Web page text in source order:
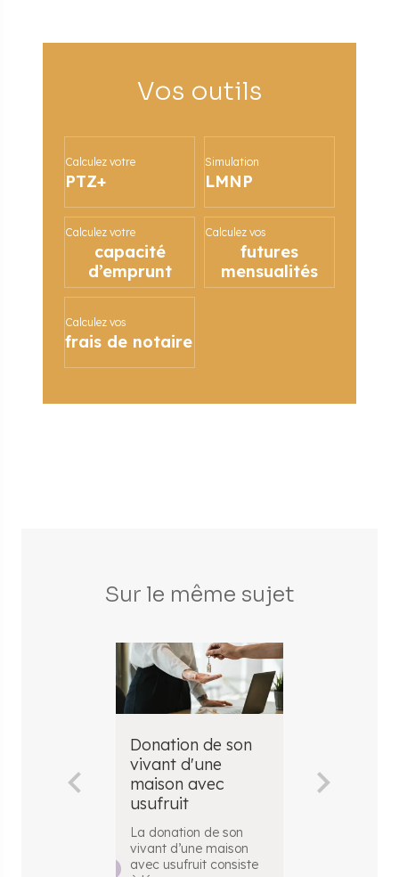
Vos outils
Calculez votre
PTZ+
Simulation
LMNP
Calculez votre
capacité
d’emprunt
Calculez vos
futures
mensualités
Calculez vos
frais de notaire
Sur le même sujet
Donation de son
vivant d'une
maison avec
usufruit
La donation de son
vivant d’une maison
avec usufruit consiste
value